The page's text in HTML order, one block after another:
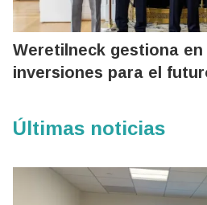
Weretilneck gestiona en
inversiones para el
Últimas noticias